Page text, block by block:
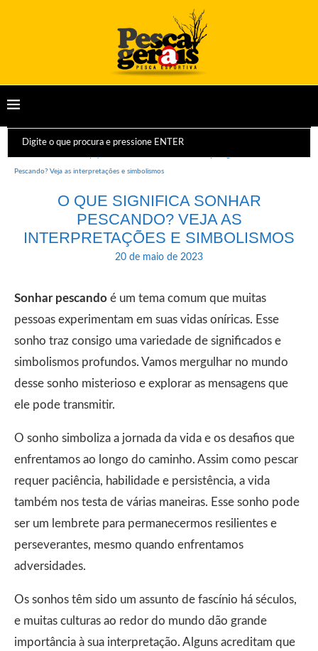
Pescando? Veja as interpretações e simbolismos
O QUE SIGNIFICA SONHAR
PESCANDO? VEJA AS
INTERPRETAÇÕES E SIMBOLISMOS
20 de maio de 2023
Sonhar pescando é um tema comum que muitas
pessoas experimentam em suas vidas oníricas. Esse
sonho traz consigo uma variedade de significados e
simbolismos profundos. Vamos mergulhar no mundo
desse sonho misterioso e explorar as mensagens que
ele pode transmitir.
O sonho simboliza a jornada da vida e os desafios que
enfrentamos ao longo do caminho. Assim como pescar
requer paciência, habilidade e persistência, a vida
também nos testa de várias maneiras. Esse sonho pode
ser um lembrete para permanecermos resilientes e
perseverantes, mesmo quando enfrentamos
adversidades.
Os sonhos têm sido um assunto de fascínio há séculos,
e muitas culturas ao redor do mundo dão grande
importância à sua interpretação. Alguns acreditam que